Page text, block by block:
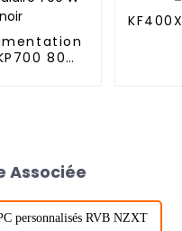
80
KF400X
Associée
personnalisés RVB NZXT